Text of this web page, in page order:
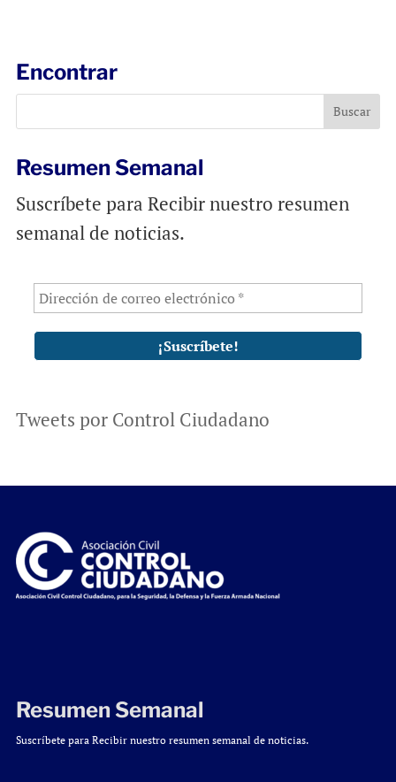
o
k
p
Encontrar
Resumen Semanal
Suscríbete para Recibir nuestro resumen
semanal de noticias.
Tweets por Control Ciudadano
Resumen Semanal
Suscríbete para Recibir nuestro resumen semanal de noticias.